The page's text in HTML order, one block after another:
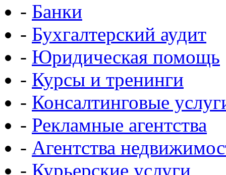
- Банки
- Бухгалтерский аудит
- Юридическая помощь
- Курсы и тренинги
- Консалтинговые
- Рекламные агентства
- Агентства
- Курьерские услуги